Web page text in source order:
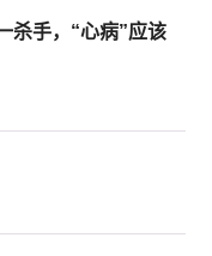
杀手，“心病”应该